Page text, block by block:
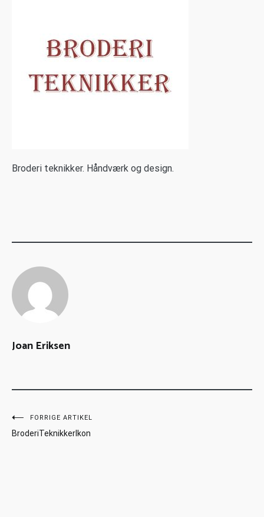
Broderi teknikker. Håndværk og design.
Joan Eriksen
FORRIGE ARTIKEL
BroderiTeknikkerIkon